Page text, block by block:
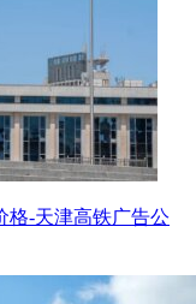
格-天津高铁广告公